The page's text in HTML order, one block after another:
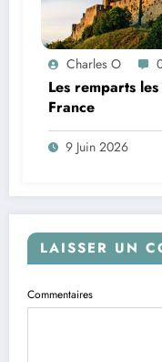
Charles O
Les remparts
France
9 Juin 2026
LAISSER UN
Commentaires